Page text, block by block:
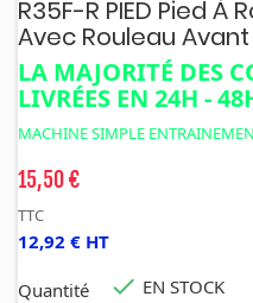
R35F-R PIED Pied
Avec Rouleau Avant
LA MAJORITÉ DES
LIVRÉES EN 24H -
MACHINE SIMPLE
15,50 €
TTC
12,92 € HT
Quantité  EN STOCK